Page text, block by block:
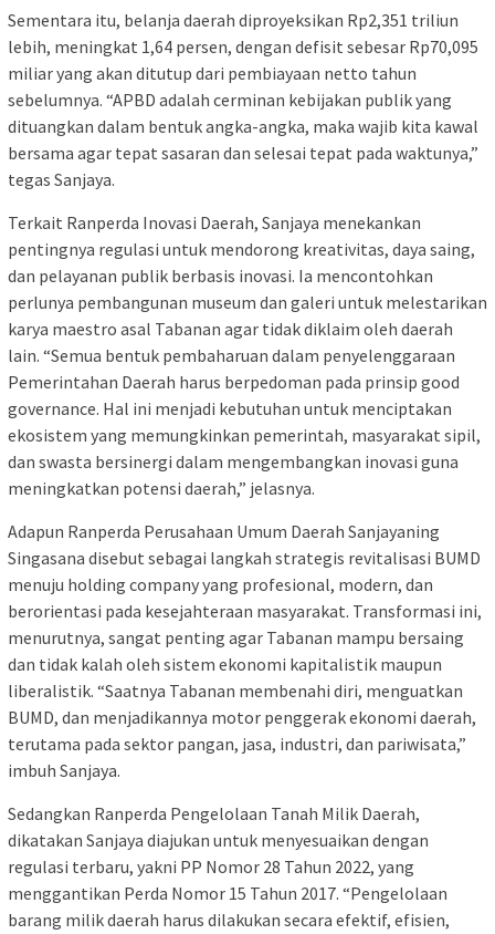
Sementara itu, belanja daerah diproyeksikan Rp2,351 triliun
lebih, meningkat 1,64 persen, dengan defisit sebesar Rp70,095
miliar yang akan ditutup dari pembiayaan netto tahun
sebelumnya. “APBD adalah cerminan kebijakan publik yang
dituangkan dalam bentuk angka-angka, maka wajib kita kawal
bersama agar tepat sasaran dan selesai tepat pada waktunya,”
tegas Sanjaya.
Terkait Ranperda Inovasi Daerah, Sanjaya menekankan
pentingnya regulasi untuk mendorong kreativitas, daya saing,
dan pelayanan publik berbasis inovasi. Ia mencontohkan
perlunya pembangunan museum dan galeri untuk melestarikan
karya maestro asal Tabanan agar tidak diklaim oleh daerah
lain. “Semua bentuk pembaharuan dalam penyelenggaraan
Pemerintahan Daerah harus berpedoman pada prinsip good
governance. Hal ini menjadi kebutuhan untuk menciptakan
ekosistem yang memungkinkan pemerintah, masyarakat sipil,
dan swasta bersinergi dalam mengembangkan inovasi guna
meningkatkan potensi daerah,” jelasnya.
Adapun Ranperda Perusahaan Umum Daerah Sanjayaning
Singasana disebut sebagai langkah strategis revitalisasi BUMD
menuju holding company yang profesional, modern, dan
berorientasi pada kesejahteraan masyarakat. Transformasi ini,
menurutnya, sangat penting agar Tabanan mampu bersaing
dan tidak kalah oleh sistem ekonomi kapitalistik maupun
liberalistik. “Saatnya Tabanan membenahi diri, menguatkan
BUMD, dan menjadikannya motor penggerak ekonomi daerah,
terutama pada sektor pangan, jasa, industri, dan pariwisata,”
imbuh Sanjaya.
Sedangkan Ranperda Pengelolaan Tanah Milik Daerah,
dikatakan Sanjaya diajukan untuk menyesuaikan dengan
regulasi terbaru, yakni PP Nomor 28 Tahun 2022, yang
menggantikan Perda Nomor 15 Tahun 2017. “Pengelolaan
barang milik daerah harus dilakukan secara efektif, efisien,